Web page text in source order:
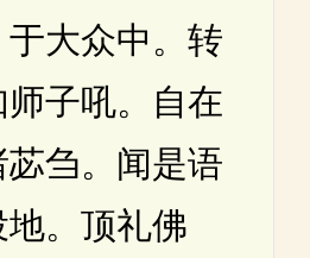
于大众中。转
子吼。自在
刍。闻是语
。顶礼佛